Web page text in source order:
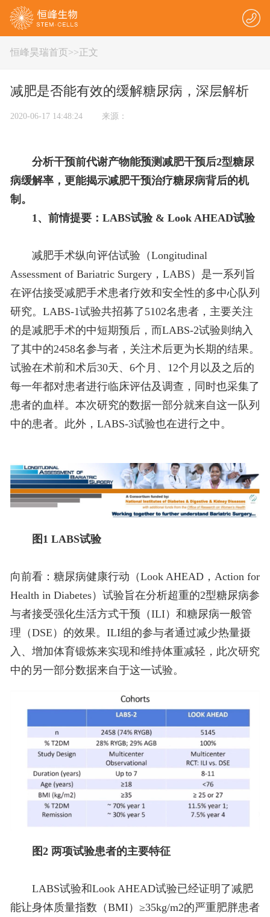
恒峰昊瑞首页>>正文
减肥是否能有效的缓解糖尿病，深层解析
2020-06-17 14:48:24 来源：
分析干预前代谢产物能预测减肥干预后2型糖尿
病缓解率，更能揭示减肥干预治疗糖尿病背后的机
制。
1、 前情提要：LABS试验 & Look AHEAD试验
减肥手术纵向评估试验（Longitudinal
Assessment of Bariatric Surgery，LABS）是一系列旨
在评估接受减肥手术患者疗效和安全性的多中心队列
研究。LABS-1试验共招募了5102名患者，主要关注
的是减肥手术的中短期预后，而LABS-2试验则纳入
了其中的2458名参与者，关注术后更为长期的结果。
试验在术前和术后30天、6个月、12个月以及之后的
每一年都对患者进行临床评估及调查，同时也采集了
患者的血样。本次研究的数据一部分就来自这一队列
中的患者。此外，LABS-3试验也在进行之中。
图1 LABS试验
向前看：糖尿病健康行动（Look AHEAD，Action for
Health in Diabetes）试验旨在分析超重的2型糖尿病参
与者接受强化生活方式干预（ILI）和糖尿病一般管
理（DSE）的效果。ILI组的参与者通过减少热量摄
入、增加体育锻炼来实现和维持体重减轻，此次研究
中的另一部分数据来自于这一试验。
图2 两项试验患者的主要特征
LABS试验和Look AHEAD试验已经证明了减肥
能让身体质量指数（BMI）≥35kg/m2的严重肥胖患者